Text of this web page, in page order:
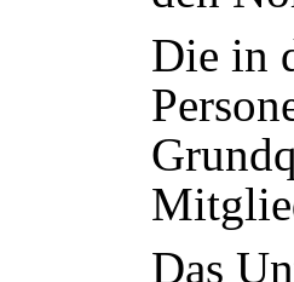
Die in
Das